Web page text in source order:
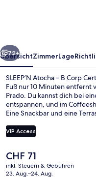
Weiter
72+
ÜbersichtZimmerLage
SLEEP’N Atocha – B Corp
Fuß nur 10 Minuten entfernt
Prado. Du kannst dich bei
entspannen, und im
Eine Snackbar und eine
zum Sightseeing und die
Estación del Arte ist 3
VIP Access
Der
aktuelle
Preis
CHF 71
inkl. Steuern & Gebühren
23. Aug.–24. Aug.